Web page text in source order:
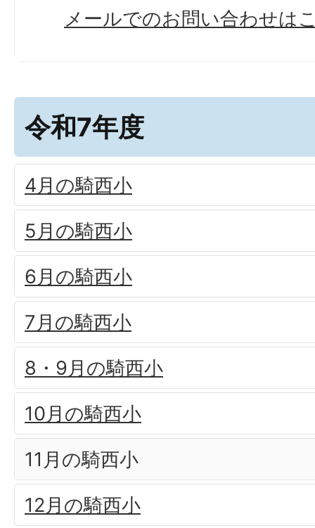
メールでのお問い合わせは
令和7年度
4月の騎西小
5月の騎西小
6月の騎西小
7月の騎西小
8・9月の騎西小
10月の騎西小
11月の騎西小
12月の騎西小